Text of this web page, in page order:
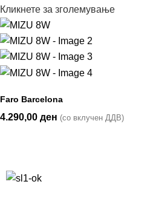
Кликнете за зголемување
Faro Barcelona
4.290,00 ден (со вклучен ДДВ)